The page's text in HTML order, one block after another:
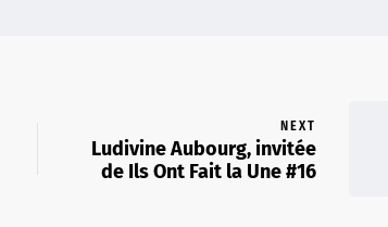
NEXT
Ludivine Aubourg, invitée
de Ils Ont Fait la Une #16